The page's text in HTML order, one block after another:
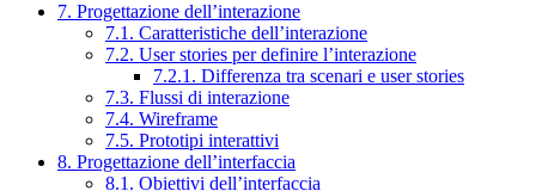
7. Progettazione dell’interazione
7.1. Caratteristiche dell’interazione
7.2. User stories per definire l’interazione
7.2.1. Differenza tra scenari e user stories
7.3. Flussi di interazione
7.4. Wireframe
7.5. Prototipi interattivi
8. Progettazione dell’interfaccia
8.1. Obiettivi dell’interfaccia